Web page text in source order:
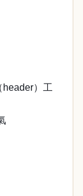
header）工